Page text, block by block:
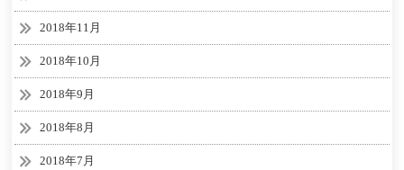
2018年11月
2018年10月
2018年9月
2018年8月
2018年7月